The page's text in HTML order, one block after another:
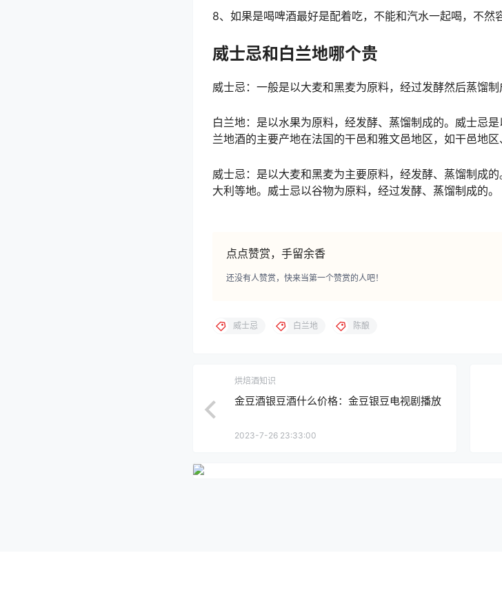
8、如果是喝啤酒最好是配着吃，不能和汽水一起喝，不然
威士忌和白兰地哪个贵
威士忌：一般是以大麦和黑麦为原料，经过发酵然后蒸馏制
白兰地：是以水果为原料，经发酵、蒸馏制成的。威士忌
兰地酒的主要产地在法国的干邑和雅文邑地区，如干邑地区
威士忌：是以大麦和黑麦为主要原料，经发酵、蒸馏制成
大利等地。威士忌以谷物为原料，经过发酵、蒸馏制成的。
点点赞赏，手留余香
还没有人赞赏，快来当第一个赞赏的人吧！
威士忌 白兰地 陈酿
烘焙酒知识
金豆酒银豆酒什么价格：金豆银豆电视剧播放
2023-7-26 23:33:00